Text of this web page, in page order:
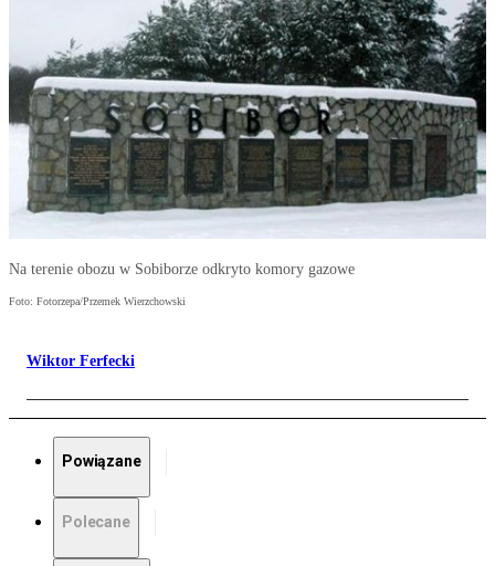
Na terenie obozu w Sobiborze odkryto komory gazowe
Foto: Fotorzepa/Przemek Wierzchowski
Wiktor Ferfecki
Powiązane
Polecane